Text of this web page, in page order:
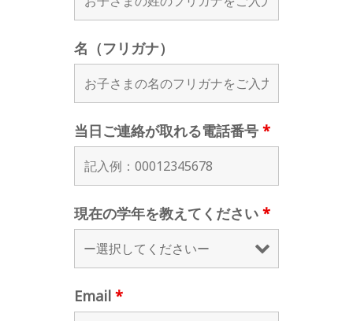
名（フリガナ）
当日ご連絡が取れる電話番号 *
現在の学年を教えてください *
Email *